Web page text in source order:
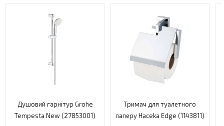
Душовий гарнітур Grohe
Tempesta New (27853001)
Тримач для туалетного
паперу Haceka Edge (1143811)